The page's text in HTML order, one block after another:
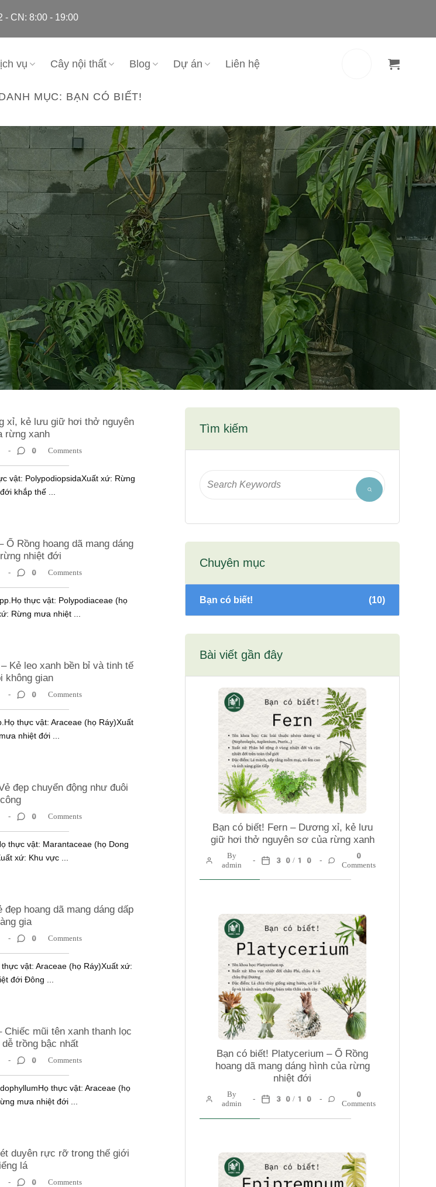
- CN: 8:00 - 19:00
vụ Cây nội thất Blog Dự án Liên hệ
MỤC: BẠN CÓ BIẾT!
xỉ, kẻ lưu giữ hơi thở nguyên
rừng xanh
0 Comments
vật: PolypodiopsidaXuất xứ: Rừng
khắp thế ...
Ổ Rồng hoang dã mang dáng
nhiệt đới
0 Comments
thực vật: Polypodiaceae (họ
Rừng mưa nhiệt ...
Kẻ leo xanh bền bỉ và tinh tế
không gian
0 Comments
thực vật: Araceae (họ Ráy)Xuất
nhiệt đới ...
đẹp chuyển động như đuôi
công
0 Comments
thực vật: Marantaceae (họ Dong
xứ: Khu vực ...
đẹp hoang dã mang dáng dấp
gia
0 Comments
vật: Araceae (họ Ráy)Xuất xứ:
đới Đông ...
Chiếc mũi tên xanh thanh lọc
trồng bậc nhất
0 Comments
thực vật: Araceae (họ
mưa nhiệt đới ...
duyên rực rỡ trong thế giới
lá
0 Comments
Tìm kiếm
Chuyên mục
Bạn có biết! (10)
Bài viết gần đây
Bạn có biết! Fern – Dương xỉ, kẻ lưu
giữ hơi thở nguyên sơ của rừng xanh
By
admin
30/10
0
Comments
Bạn có biết! Platycerium – Ổ Rồng
hoang dã mang dáng hình của rừng
nhiệt đới
By
admin
30/10
0
Comments